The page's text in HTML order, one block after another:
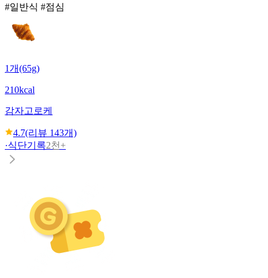
#일반식 #점심
1개(65g)
210kcal
감자고로케
4.7(리뷰 143개)
·식단기록2천+